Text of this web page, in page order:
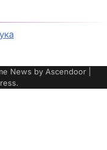
News by Ascendoor
.